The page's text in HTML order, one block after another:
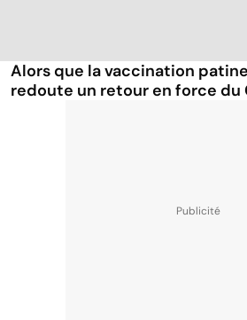
Alors que la vaccination
redoute un retour en force du